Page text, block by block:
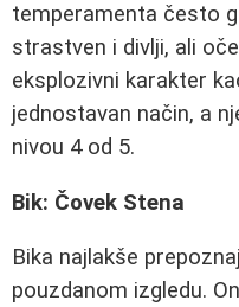
temperamenta često
strastven i divlji, ali
eksplozivni karakter
jednostavan način, a
nivou 4 od 5.
Bik: Čovek Stena
Bika najlakše
pouzdanom izgledu.